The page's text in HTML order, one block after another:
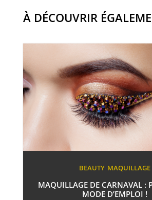
À DÉCOUVRIR
BEAUTY MAQUILLAGE
MAQUILLAGE DE CARNAVAL :
MODE D’EMPLOI !